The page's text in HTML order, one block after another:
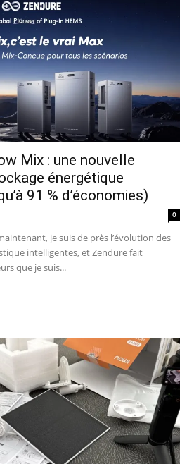
Mix : une nouvelle
énergétique
91 % d’économies)
0
je suis de près l’évolution des
intelligentes, et Zendure fait
que je suis...